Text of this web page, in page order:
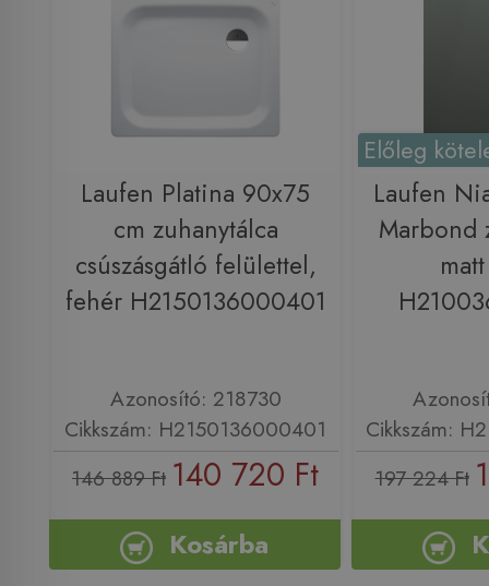
Laufen Platina 90x75
cm zuhanytálca
csúszásgátló felülettel,
fehér H2150136000401
Azonosító: 218730
Cikkszám: H2150136000401
146 889 Ft 140 720 Ft
Kosárba
Előleg
Laufen
Marbond
Cikkszám:
197 224 Ft